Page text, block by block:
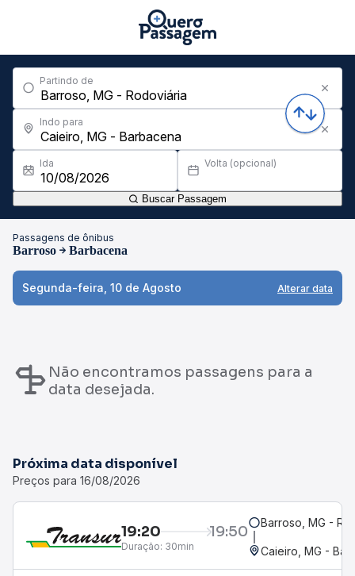
Partindo de
Indo para
Ida Volta (opcional)
Buscar Passagem
Passagens de ônibus
Barroso Barbacena
Segunda-feira, 10 de Agosto Alterar data
Não encontramos passagens para a
data desejada.
Próxima data disponível
Preços para 16/08/2026
19:20 19:50
Duração: 30min
Barroso, MG -
Caieiro, MG -